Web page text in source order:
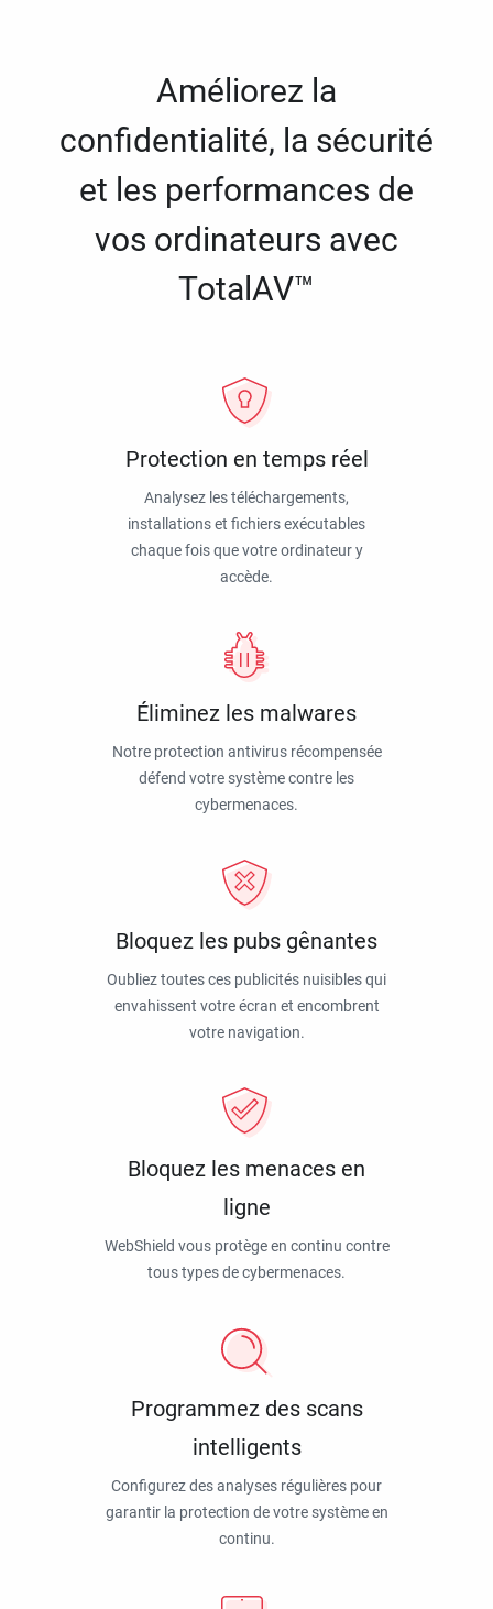
Améliorez la
confidentialité, la sécurité
et les performances de
vos ordinateurs avec
TotalAV™
Protection en temps réel
Analysez les téléchargements,
installations et fichiers exécutables
chaque fois que votre ordinateur y
accède.
Éliminez les malwares
Notre protection antivirus récompensée
défend votre système contre les
cybermenaces.
Bloquez les pubs gênantes
Oubliez toutes ces publicités nuisibles qui
envahissent votre écran et encombrent
votre navigation.
Bloquez les menaces en
ligne
WebShield vous protège en continu contre
tous types de cybermenaces.
Programmez des scans
intelligents
Configurez des analyses régulières pour
garantir la protection de votre système en
continu.